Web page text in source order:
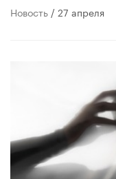
Новость / 27 апреля